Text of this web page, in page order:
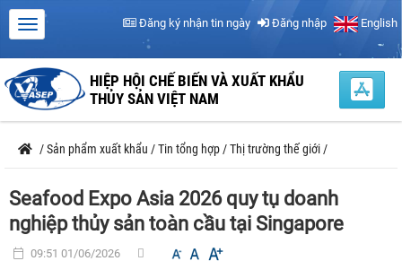
Đăng ký nhận tin ngày Đăng nhập English
HIỆP HỘI CHẾ BIẾN VÀ XUẤT KHẨU
THỦY SẢN VIỆT NAM
/Sản phẩm xuất khẩu /Tin tổng hợp /Thị trường thế giới /
Seafood Expo Asia 2026 quy tụ doanh
nghiệp thủy sản toàn cầu tại Singapore
09:51 01/06/2026